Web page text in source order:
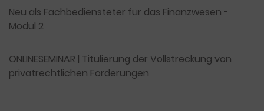
Neu als Fachbediensteter für das Finanzwesen -
Modul 2
ONLINESEMINAR | Titulierung der Vollstreckung von
privatrechtlichen Forderungen